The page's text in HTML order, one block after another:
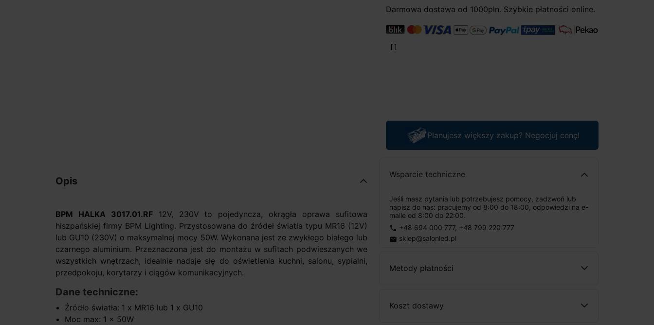
Darmowa dostawa od 1000pln. Szybkie płatności online.
Planujesz większy zakup? Negocjuj cenę!
Wsparcie techniczne
Jeśli masz pytania lub potrzebujesz pomocy, zadzwoń lub
napisz do nas: pracujemy od 8:00 do 18:00, odpowiedzi na e-
maile od 8:00 do 22:00.
phone +48 694 000 777, +48 799 220 777
email sklep@salonled.pl
Metody płatności
Koszt dostawy
Opis
BPM HALKA 3017.01.RF12V, 230V to pojedyncza, okrągła oprawa sufitowa
hiszpańskiej firmy BPM Lighting. Przystosowana do źródeł światła typu MR16 (12V)
lub GU10 (230V) o maksymalnej mocy 50W. Wykonana jest ze zwykłego białego lub
czarnego aluminium. Przeznaczona jest do montażu w sufitach podwieszanych we
wszystkich wnętrzach, idealnie nadaje się do oświetlenia kuchni, salonu, sypialni,
przedpokoju, korytarzy i ciągów komunikacyjnych.
Dane techniczne:
Źródło światła: 1 x MR16 lub 1 x GU10
Moc max: 1 x 50W